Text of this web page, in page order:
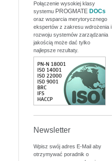
Połączenie wysokiej klasy
systemu PROGMATE DOCs
oraz wsparcia merytorycznego
ekspertów z zakresu wdrożenia i
rozwoju systemów zarządzania
jakością może dać tylko
najlepsze rezultaty.
Newsletter
Wpisz swój adres E-Mail aby
otrzymywać poradnik o